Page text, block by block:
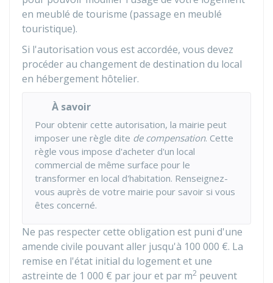
en meublé de tourisme (passage en meublé
touristique).
Si l'autorisation vous est accordée, vous devez
procéder au changement de destination du local
en hébergement hôtelier.
À savoir
Pour obtenir cette autorisation, la mairie peut
imposer une règle dite de compensation. Cette
règle vous impose d'acheter d'un local
commercial de même surface pour le
transformer en local d'habitation. Renseignez-
vous auprès de votre mairie pour savoir si vous
êtes concerné.
Ne pas respecter cette obligation est puni d'une
amende civile pouvant aller jusqu'à 100 000 €. La
remise en l'état initial du logement et une
astreinte de 1 000 € par jour et par m2 peuvent